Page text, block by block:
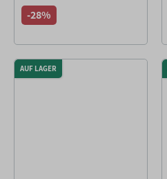
-28%
AUF LAGER